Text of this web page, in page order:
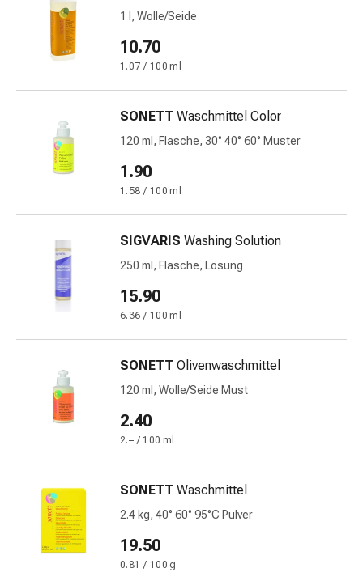
Muskel-
Gelenkschmerzen
Schmerzmittel
Schmerztherapie
Kühlen
Stress
&
Schlafstörungen
Rhonchopathie
Atemwege
Nasenmittel
Atmungstraktbeschwerden
Infektionen
Neurologische
Erkrankungen
Schwindelgefühl
Immunsuppressiva
Insektenschutz
und
-
1 l, Wolle/Seide
10.70
1.07 / 100 ml
SONETT Waschmittel Color
120 ml, Flasche, 30° 40° 60° Muster
1.90
1.58 / 100 ml
SIGVARIS Washing Solution
250 ml, Flasche, Lösung
15.90
6.36 / 100 ml
SONETT Olivenwaschmittel
120 ml, Wolle/Seide Must
2.40
2.– / 100 ml
SONETT Waschmittel
2.4 kg, 40° 60° 95°C Pulver
19.50
0.81 / 100 g